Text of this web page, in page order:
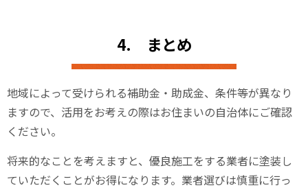
4. まとめ
地域によって受けられる補助金・助成金、条件等が異なり
ますので、活用をお考えの際はお住まいの自治体にご確認
ください。
将来的なことを考えますと、優良施工をする業者に塗装し
ていただくことがお得になります。業者選びは慎重に行っ